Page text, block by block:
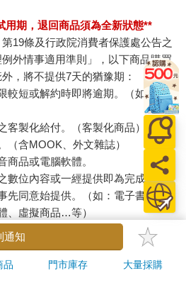
用期，退回商品須為全新狀態**
19條及行政院消費者保護處公告之
例外情事適用準則」，以下商品購買
，將不提供7天的猶豫期：
較短或解約時即將逾期。（如：生
客製化給付。（客製化商品）
（含MOOK、外文雜誌）
商品或電腦軟體。
數位內容或一經提供即為完成之線
先同意始提供。（如：電子書、電
、虛擬商品…等）
品。（如：內衣褲、刮鬍刀、除毛
有到貨7天的猶豫期（含例假
通知
品 門市庫存 大量採購